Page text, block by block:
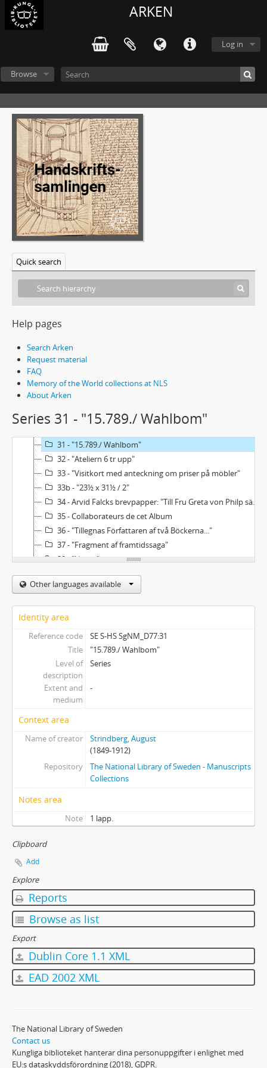
ARKEN
Log in
Browse
Quick search
Help pages
Search Arken
Request material
FAQ
Memory of the World collections at NLS
About Arken
Series 31 - "15.789./ Wahlbom"
1 - Förspel till Drömspelet
3 - "När hon fick blommor på teatern..."
5 - "Johannes. - Frid? Nej! Frestelserna större..."
8 - "Slafven = [Frumeri]"
9 - "Två Par"
10 - "Strindberg.// Lindberg./ Hillberg./ Hansson.//Fru Bosse./[Fru] Hansson./ [Fru] Lindberg.// Kammare./ Bondstuga./ Slottssal./ Kyrka./ Skog./ Haf."
11 - "Skrivet på tidningshörn: "Begrepp: Ungdom/ Qvinnan// Konsten att skrifva vers..."
12 - "Lavendel-grått=/ Granat-rödt=/ Tegelrödt=..."
13 - "Kama Loka// Renskrifning Märta Ragnhild/ Rakknifven"
14 - "Lumulae Hippocratis: / De tre meniskorna äro lika med triangeln"
15 - "L'Hyperchimie.// Rosa mystica./ Planeternas tal..."
16 - "Matematik"
17 - "Goethe: Faust, 2a D., Goetz, Tasso./ Schiller: Maria Stuart, Don Carlos, ..."
18 - "Herr: Palme./ Skångberg.// Fru Dorsch./ Augusta Lindberg..."
19 - "Dramatiska sagor"
20 - "Laga försvar"
23 - "Äpple:/ Malus=lat/ Melon=grek/ Ringo=Jap./ Jabtko=Pol"
24 - "Schering"
25 - "1849/ 1857/ 1867/ 1877/ 1893/ 1904"
27 - "Femte Akten"
29 - "B"
31 - "15.789./ Wahlbom"
32 - "Ateliern 6 tr upp"
33 - "Visitkort med anteckning om priser på möbler"
33b - "23½ x 31½ / 2"
34 - Arvid Falcks brevpapper: "Till Fru Greta von Philp sändes:..."
35 - Collaborateurs de cet Album
36 - "Tillegnas Författaren af två Böckerna..."
37 - "Fragment af framtidssaga"
38 - "Hymn"
39 - Lapp med tågtider
40 - Flicka med korg och tomtar
42 - Schwedische Dramatiker seit Strindberg/ ausgewält und übersetzt von Emil Schering
43-44 - Wilhelm Carlheim-Gyllenskölds [och Richard Bergs] förslag till uppställning av Strindbergs skrivrum och bibliotek i Nordiska Museet
Other languages available
Identity area
Reference code
SE S-HS SgNM_D77:31
Title
"15.789./ Wahlbom"
Level of
description
Series
Extent and
medium
-
Context area
Name of creator
Strindberg, August
(1849-1912)
Repository
The National Library of Sweden - Manuscripts
Collections
Notes area
Note 1 lapp.
Clipboard
Add
Explore
Reports
Browse as list
Export
Dublin Core 1.1 XML
EAD 2002 XML
The National Library of Sweden
Contact us
Kungliga biblioteket hanterar dina personuppgifter i enlighet med
EU:s dataskyddsförordning (2018), GDPR.